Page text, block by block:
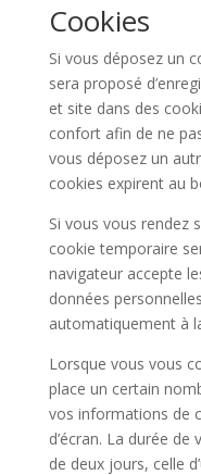
Cookies
Si vous déposez un
sera proposé
et site dans des
confort afin de ne
vous déposez un
cookies expirent au
Si vous vous rendez
cookie temporaire
navigateur accepte
données
automatiquement à
Lorsque vous vous
place un certain
vos informations de
d’écran. La durée de
de deux jours, celle